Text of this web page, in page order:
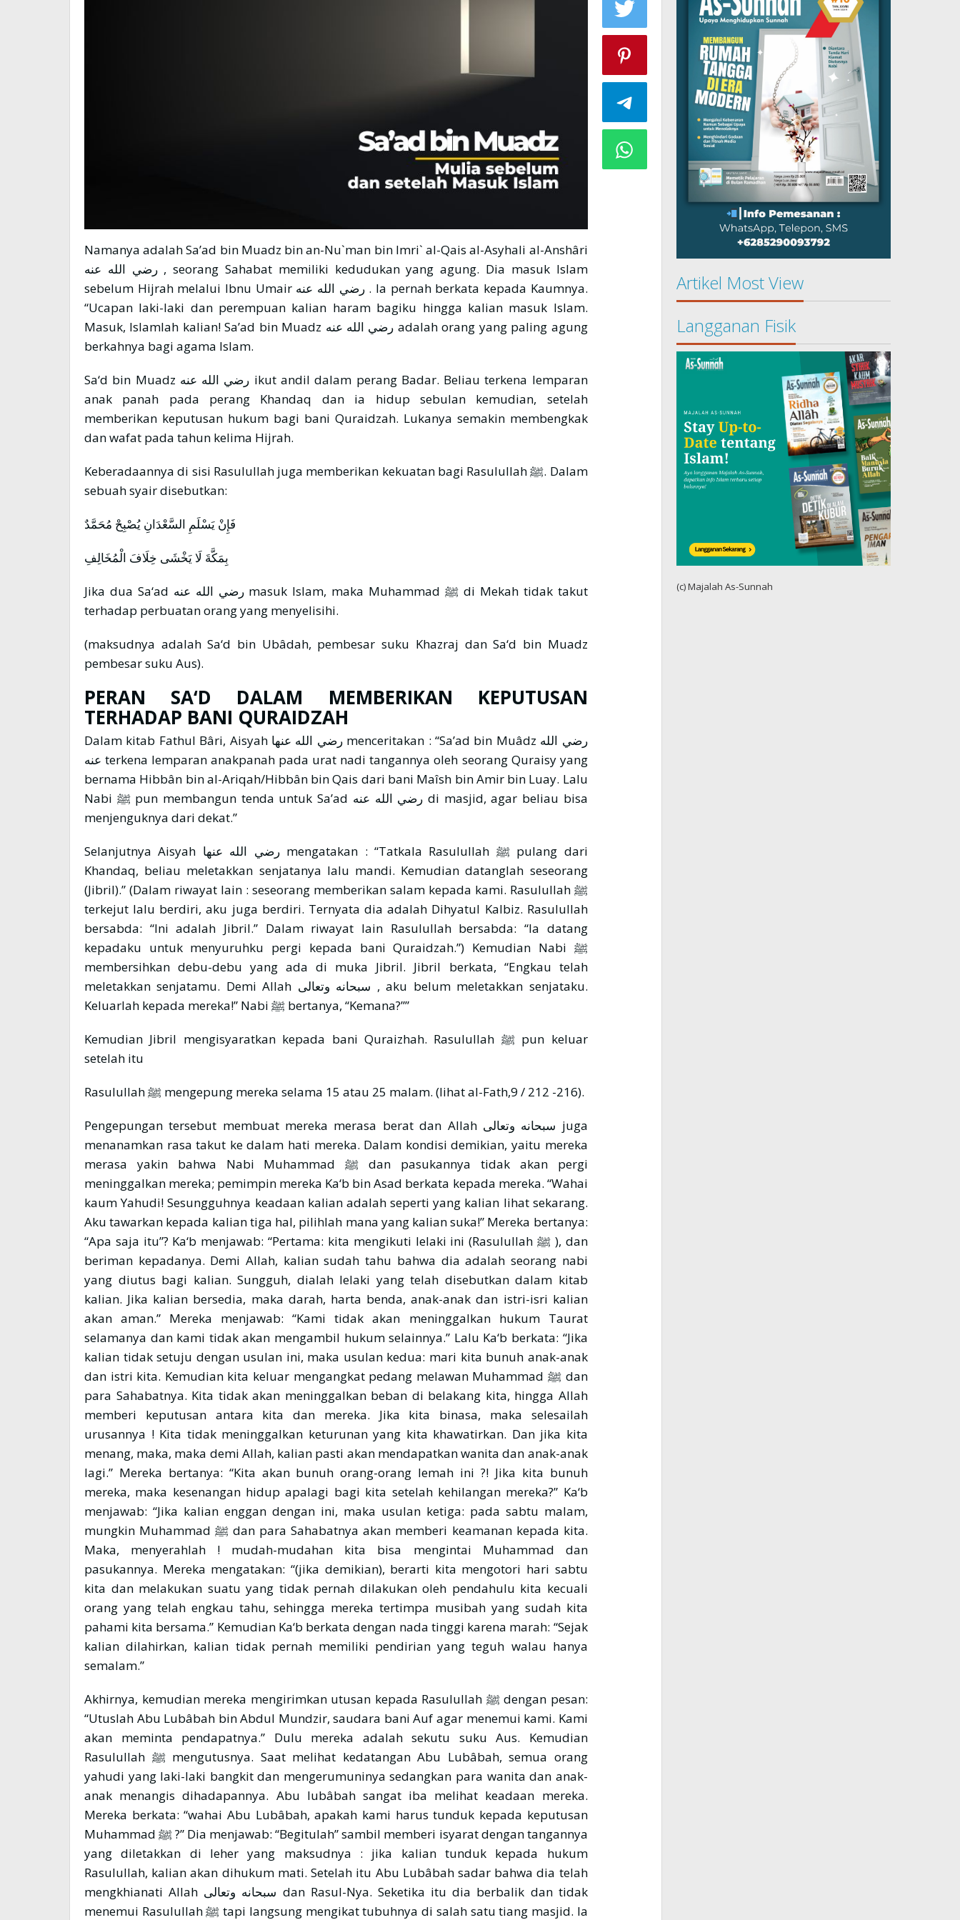
Namanya adalah Sa’ad bin Muadz bin an-Nu`man bin Imri` al-Qais al-Asyhali al-Anshâri
رضي الله عنه , seorang Sahabat memiliki kedudukan yang agung. Dia masuk Islam
sebelum Hijrah melalui Ibnu Umair رضي الله عنه . Ia pernah berkata kepada Kaumnya.
“Ucapan laki-laki dan perempuan kalian haram bagiku hingga kalian masuk Islam.
Masuk, Islamlah kalian! Sa’ad bin Muadz رضي الله عنه adalah orang yang paling agung
berkahnya bagi agama Islam.
Sa‘d bin Muadz رضي الله عنه ikut andil dalam perang Badar. Beliau terkena lemparan
anak panah pada perang Khandaq dan ia hidup sebulan kemudian, setelah
memberikan keputusan hukum bagi bani Quraidzah. Lukanya semakin membengkak
dan wafat pada tahun kelima Hijrah.
Keberadaannya di sisi Rasulullah juga memberikan kekuatan bagi Rasulullah ﷺ. Dalam
sebuah syair disebutkan:
فَإِنْ يَسْلَمِ السَّعْدَانِ يُصْبِحْ مُحَمَّدٌ
بِمَكَّةَ لَا يَخْشَى خِلَافَ الْمُخَالِفِ
Jika dua Sa‘ad رضي الله عنه masuk Islam, maka Muhammad ﷺ di Mekah tidak takut
terhadap perbuatan orang yang menyelisihi.
(maksudnya adalah Sa‘d bin Ubâdah, pembesar suku Khazraj dan Sa‘d bin Muadz
pembesar suku Aus).
PERAN SA‘D DALAM MEMBERIKAN KEPUTUSAN
TERHADAP BANI QURAIDZAH
Dalam kitab Fathul Bâri, Aisyah رضي الله عنها menceritakan : “Sa’ad bin Muâdz رضي الله
عنه terkena lemparan anakpanah pada urat nadi tangannya oleh seorang Quraisy yang
bernama Hibbân bin al-Ariqah/Hibbân bin Qais dari bani Maîsh bin Amir bin Luay. Lalu
Nabi ﷺ pun membangun tenda untuk Sa’ad رضي الله عنه di masjid, agar beliau bisa
menjenguknya dari dekat.”
Selanjutnya Aisyah رضي الله عنها mengatakan : “Tatkala Rasulullah ﷺ pulang dari
Khandaq, beliau meletakkan senjatanya lalu mandi. Kemudian datanglah seseorang
(Jibril).” (Dalam riwayat lain : seseorang memberikan salam kepada kami. Rasulullah ﷺ
terkejut lalu berdiri, aku juga berdiri. Ternyata dia adalah Dihyatul Kalbiz. Rasulullah
bersabda: “Ini adalah Jibril.” Dalam riwayat lain Rasulullah bersabda: “Ia datang
kepadaku untuk menyuruhku pergi kepada bani Quraidzah.”) Kemudian Nabi ﷺ
membersihkan debu-debu yang ada di muka Jibril. Jibril berkata, “Engkau telah
meletakkan senjatamu. Demi Allah سبحانه وتعالى , aku belum meletakkan senjataku.
Keluarlah kepada mereka!” Nabi ﷺ bertanya, “Kemana?””
Kemudian Jibril mengisyaratkan kepada bani Quraizhah. Rasulullah ﷺ pun keluar
setelah itu
Rasulullah ﷺ mengepung mereka selama 15 atau 25 malam. (lihat al-Fath,9 / 212 -216).
Pengepungan tersebut membuat mereka merasa berat dan Allah سبحانه وتعالى juga
menanamkan rasa takut ke dalam hati mereka. Dalam kondisi demikian, yaitu mereka
merasa yakin bahwa Nabi Muhammad ﷺ dan pasukannya tidak akan pergi
meninggalkan mereka; pemimpin mereka Ka‘b bin Asad berkata kepada mereka. “Wahai
kaum Yahudi! Sesungguhnya keadaan kalian adalah seperti yang kalian lihat sekarang.
Aku tawarkan kepada kalian tiga hal, pilihlah mana yang kalian suka!” Mereka bertanya:
“Apa saja itu”? Ka‘b menjawab: “Pertama: kita mengikuti lelaki ini (Rasulullah ﷺ ), dan
beriman kepadanya. Demi Allah, kalian sudah tahu bahwa dia adalah seorang nabi
yang diutus bagi kalian. Sungguh, dialah lelaki yang telah disebutkan dalam kitab
kalian. Jika kalian bersedia, maka darah, harta benda, anak-anak dan istri-isri kalian
akan aman.” Mereka menjawab: “Kami tidak akan meninggalkan hukum Taurat
selamanya dan kami tidak akan mengambil hukum selainnya.” Lalu Ka‘b berkata: “Jika
kalian tidak setuju dengan usulan ini, maka usulan kedua: mari kita bunuh anak-anak
dan istri kita. Kemudian kita keluar mengangkat pedang melawan Muhammad ﷺ dan
para Sahabatnya. Kita tidak akan meninggalkan beban di belakang kita, hingga Allah
memberi keputusan antara kita dan mereka. Jika kita binasa, maka selesailah
urusannya ! Kita tidak meninggalkan keturunan yang kita khawatirkan. Dan jika kita
menang, maka, maka demi Allah, kalian pasti akan mendapatkan wanita dan anak-anak
lagi.” Mereka bertanya: “Kita akan bunuh orang-orang lemah ini ?! Jika kita bunuh
mereka, maka kesenangan hidup apalagi bagi kita setelah kehilangan mereka?” Ka‘b
menjawab: “Jika kalian enggan dengan ini, maka usulan ketiga: pada sabtu malam,
mungkin Muhammad ﷺ dan para Sahabatnya akan memberi keamanan kepada kita.
Maka, menyerahlah ! mudah-mudahan kita bisa mengintai Muhammad dan
pasukannya. Mereka mengatakan: “(jika demikian), berarti kita mengotori hari sabtu
kita dan melakukan suatu yang tidak pernah dilakukan oleh pendahulu kita kecuali
orang yang telah engkau tahu, sehingga mereka tertimpa musibah yang sudah kita
pahami kita bersama.” Kemudian Ka‘b berkata dengan nada tinggi karena marah: “Sejak
kalian dilahirkan, kalian tidak pernah memiliki pendirian yang teguh walau hanya
semalam.”
Akhirnya, kemudian mereka mengirimkan utusan kepada Rasulullah ﷺ dengan pesan:
“Utuslah Abu Lubâbah bin Abdul Mundzir, saudara bani Auf agar menemui kami. Kami
akan meminta pendapatnya.” Dulu mereka adalah sekutu suku Aus. Kemudian
Rasulullah ﷺ mengutusnya. Saat melihat kedatangan Abu Lubâbah, semua orang
yahudi yang laki-laki bangkit dan mengerumuninya sedangkan para wanita dan anak-
anak menangis dihadapannya. Abu lubâbah sangat iba melihat keadaan mereka.
Mereka berkata: “wahai Abu Lubâbah, apakah kami harus tunduk kepada keputusan
Muhammad ﷺ ?” Dia menjawab: “Begitulah” sambil memberi isyarat dengan tangannya
yang diletakkan di leher yang maksudnya : jika kalian tunduk kepada hukum
Rasulullah, kalian akan dihukum mati. Setelah itu Abu Lubâbah sadar bahwa dia telah
mengkhianati Allah سبحانه وتعالى dan Rasul-Nya. Seketika itu dia berbalik dan tidak
menemui Rasulullah ﷺ tapi langsung mengikat tubuhnya di salah satu tiang masjid. Ia
Artikel Most View
Langganan Fisik
(c) Majalah As-Sunnah